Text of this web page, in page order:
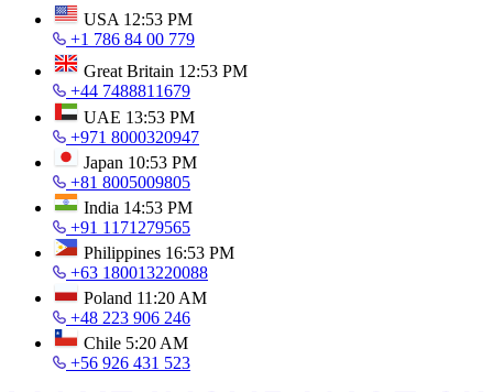
USA 12:53 PM
+1 786 84 00 779
Great Britain 12:53 PM
+44 7488811679
UAE 13:53 PM
+971 8000320947
Japan 10:53 PM
+81 8005009805
India 14:53 PM
+91 1171279565
Philippines 16:53 PM
+63 180013220088
Poland 11:20 AM
+48 223 906 246
Chile 5:20 AM
+56 926 431 523